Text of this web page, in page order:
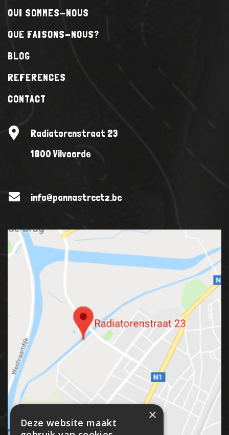
QUI SOMMES-NOUS
QUE FAISONS-NOUS?
BLOG
REFERENCES
CONTACT
Radiatorenstraat 23
1800 Vilvoorde
info@pannastreetz.be
×
Deze website maakt